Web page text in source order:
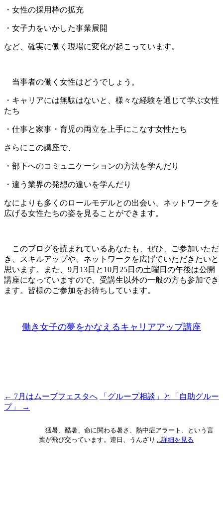
・女性の採用枠の拡充
・女子力をいかした事業展開
など、確実に働く現場に変化が起こっています。
当事者の働く女性はどうでしょう。
・キャリアには無駄はないと、様々な経験を通じて学ぶ女性
たち
・仕事と家事・育児の両立を上手にこなす女性たち
さらにこの講座で、
・部下へのコミュニケーションの方法を学んだり
・違う業界の発想の違いを学んだり
なによりも多くのロールモデルとの出会い、ネットワークを
広げる女性たちの姿を見ることができます。
このブログを読まれているあなたも、ぜひ、ご参加いただ
き、スキルアップや、ネットワークを広げていただきたいと
思います。また、9月13日と10月25日の土曜日の午後は公開
講座になっていますので、受講生以外の一般の方も参加でき
ます。皆様のご参加をお待ちしています。
働き女子の夢をかなえるキャリアアップ講座
投
稿
← 7月はムーブフェスタへ
「グループ相談」と「自助グルー
プ」
→
猛暑、酷暑、命に関わる暑さ、熱中症アラート、という言
葉が飛び交っています。連日、うんざり
...詳細を見る